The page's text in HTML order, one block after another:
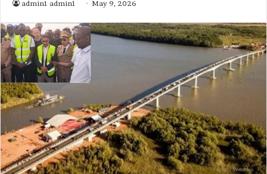
admin1 admin1 May 9, 2026